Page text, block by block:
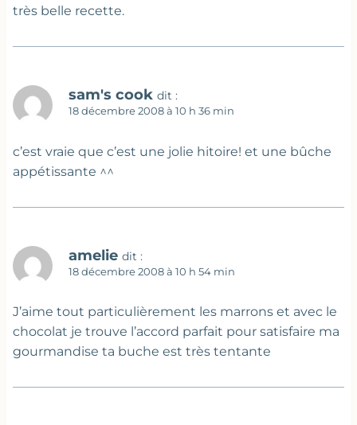
très belle recette.
sam's cook dit :
18 décembre 2008 à 10 h 36 min
c’est vraie que c’est une jolie hitoire! et une bûche
appétissante ^^
amelie dit :
18 décembre 2008 à 10 h 54 min
J’aime tout particulièrement les marrons et avec le
chocolat je trouve l’accord parfait pour satisfaire ma
gourmandise ta buche est très tentante